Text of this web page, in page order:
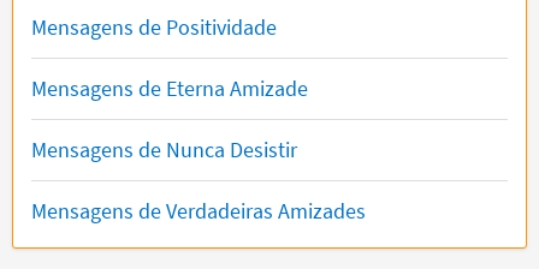
Mensagens de Positividade
Mensagens de Eterna Amizade
Mensagens de Nunca Desistir
Mensagens de Verdadeiras Amizades